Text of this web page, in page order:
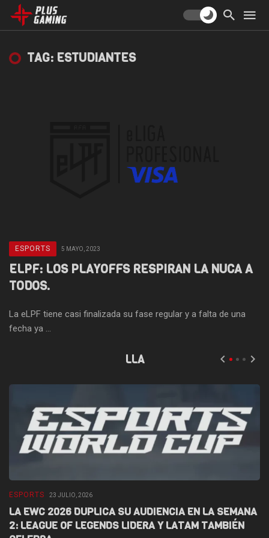
TAG: ESTUDIANTES
ESPORTS 5 MAYO, 2023
ELPF: LOS PLAYOFFS RESPIRAN LA NUCA A
TODOS.
La eLPF tiene casi finalizada su fase regular y a falta de una
fecha ya ...
LLA
ESPORTS 23 JULIO, 2026
LA EWC 2026 DUPLICA SU AUDIENCIA EN LA SEMANA
2: LEAGUE OF LEGENDS LIDERA Y LATAM TAMBIÉN